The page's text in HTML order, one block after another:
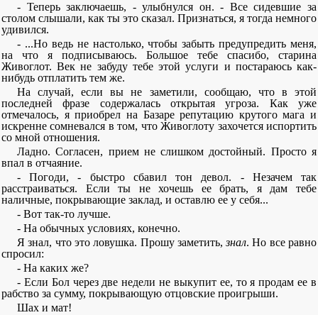
- Теперь заключаешь, - улыбнулся он. - Все сидевшие за
столом слышали, как ты это сказал. Признаться, я тогда немного
удивился.
- ...Но ведь не настолько, чтобы забыть предупредить меня,
на что я подписываюсь. Большое тебе спасибо, старина
Живоглот. Век не забуду тебе этой услуги и постараюсь как-
нибудь отплатить тем же.
На случай, если вы не заметили, сообщаю, что в этой
последней фразе содержалась открытая угроза. Как уже
отмечалось, я приобрел на Базаре репутацию крутого мага и
искренне сомневался в том, что Живоглоту захочется испортить
со мной отношения.
Ладно. Согласен, прием не слишком достойный. Просто я
впал в отчаяние.
- Погоди, - быстро сбавил тон девол. - Незачем так
расстраиваться. Если ты не хочешь ее брать, я дам тебе
наличные, покрывающие заклад, и оставлю ее у себя...
- Вот так-то лучше.
- На обычных условиях, конечно.
Я знал, что это ловушка. Прошу заметить,знал. Но все равно
спросил:
- На каких же?
- Если Бол через две недели не выкупит ее, то я продам ее в
рабство за сумму, покрывающую отцовские проигрыши.
Шах и мат!